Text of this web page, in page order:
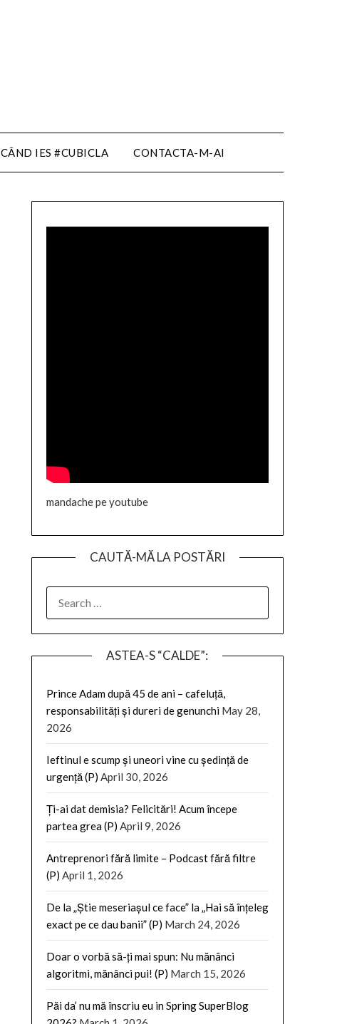
CÂND IES #CUBICLA CONTACTA-M-AI
mandache pe youtube
CAUTĂ-MĂ LA POSTĂRI
FOR:
ASTEA-S “CALDE”:
Prince Adam după 45 de ani – cafeluță,
responsabilități și dureri de genunchi May 28,
2026
Ieftinul e scump și uneori vine cu ședință de
urgență (P) April 30, 2026
Ți-ai dat demisia? Felicitări! Acum începe
partea grea (P) April 9, 2026
Antreprenori fără limite – Podcast fără filtre
(P) April 1, 2026
De la „Știe meseriașul ce face” la „Hai să înțeleg
exact pe ce dau banii” (P) March 24, 2026
Doar o vorbă să-ți mai spun: Nu mănânci
algoritmi, mănânci pui! (P) March 15, 2026
Păi da’ nu mă înscriu eu in Spring SuperBlog